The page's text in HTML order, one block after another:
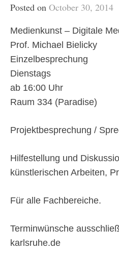
Posted on October 30, 2014
Medienkunst – Digitale
Prof. Michael Bielicky
Einzelbesprechung
Dienstags
ab 16:00 Uhr
Raum 334 (Paradise)
Projektbesprechung /
Hilfestellung und
künstlerischen Arbeiten,
Für alle Fachbereiche.
Terminwünsche
karlsruhe.de